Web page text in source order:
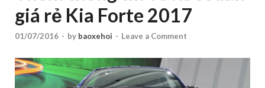
giá rẻ Kia Forte 2017
01/07/2016 - by baoxehoi - Leave a Comment